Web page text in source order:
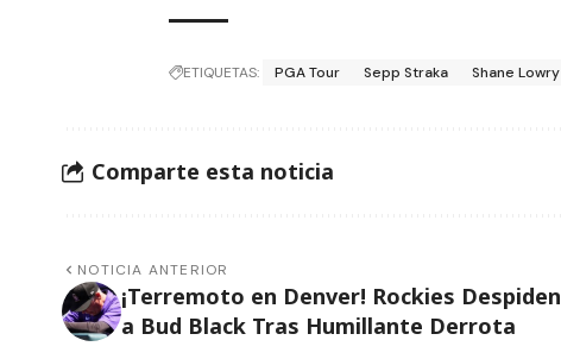
ETIQUETAS: PGA Tour Sepp Straka Shane Lowry
Comparte esta noticia
NOTICIA ANTERIOR
¡Terremoto en Denver! Rockies Despiden
a Bud Black Tras Humillante Derrota